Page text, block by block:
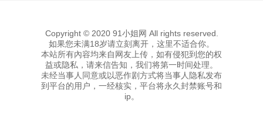
Copyright © 2020 91小姐网 All rights reserved.
如果您未满18岁请立刻离开，这里不适合你。
本站所有內容均来自网友上传，如有侵犯到您的权
益或隐私，请来信告知，我们将第一时间处理。
未经当事人同意或以恶作剧方式将当事人隐私发布
到平台的用户，一经核实，平台将永久封禁账号和
ip。